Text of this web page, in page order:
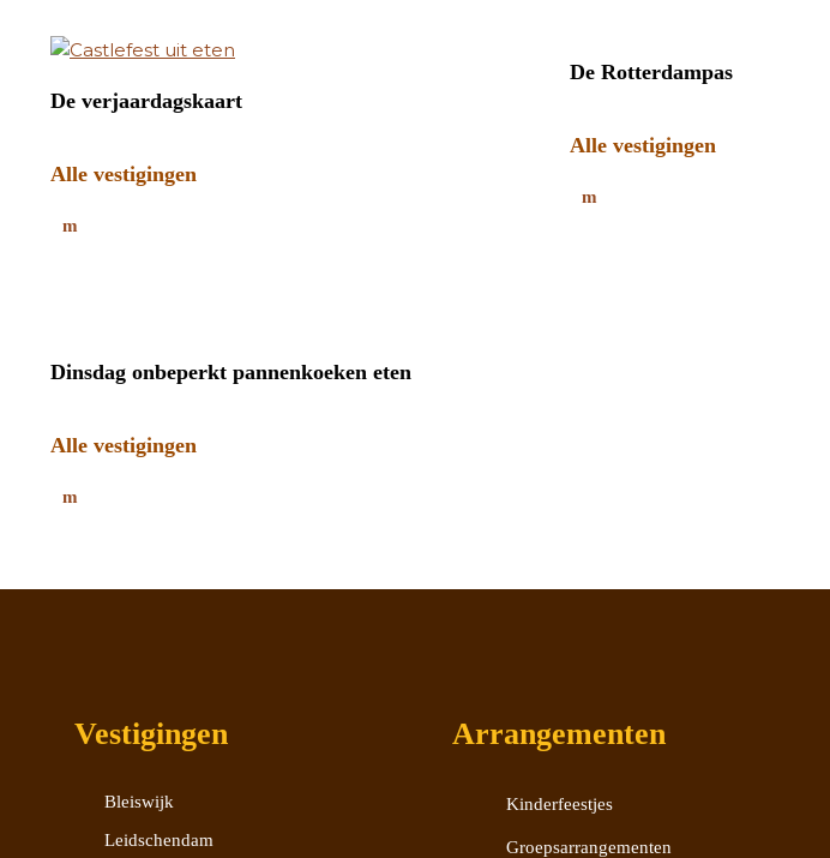
De verjaardagskaart
Alle vestigingen
De Rotterdampas
Alle vestigingen
Dinsdag onbeperkt pannenkoeken eten
Alle vestigingen
Vestigingen
Bleiswijk
Leidschendam
Arrangementen
Kinderfeestjes
Groepsarrangementen